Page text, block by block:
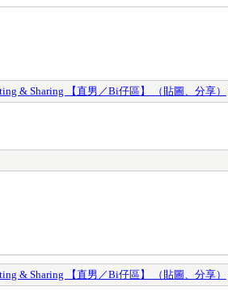
& Sharing 【直男／Bi仔區】 （貼圖、分享）
& Sharing 【直男／Bi仔區】 （貼圖、分享）